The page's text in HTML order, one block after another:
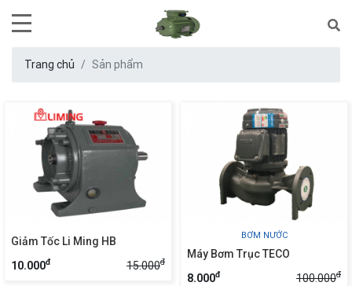
Trang chủ Sản phẩm
Giảm Tốc Li Ming HB
10.000đ 15.000đ
BƠM NƯỚC
Máy Bơm Trục TECO
8.000đ 100.000đ